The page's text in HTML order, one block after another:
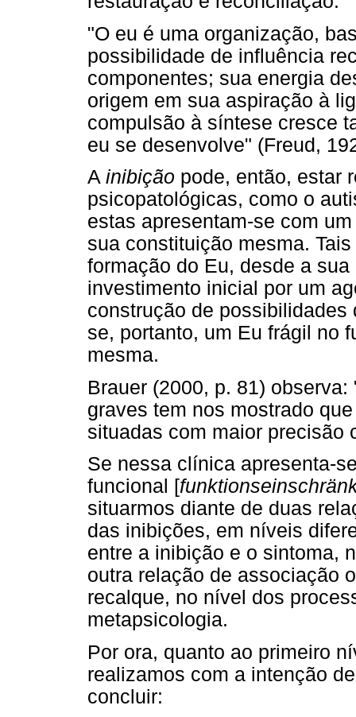
"O eu é uma organização,
possibilidade de influência
componentes; sua energia
origem em sua aspiração à
compulsão à síntese cresce
eu se desenvolve" (Freud,
A inibição pode, então, estar
psicopatológicas, como o
estas apresentam-se com
sua constituição mesma.
formação do Eu, desde a
investimento inicial por um
construção de possibilidades
se, portanto, um Eu frágil no
mesma.
Brauer (2000, p. 81)
graves tem nos mostrado
situadas com maior precisão
Se nessa clínica apresenta-
funcional [
situarmos diante de duas
das inibições, em níveis
entre a inibição e o sintoma,
outra relação de associação
recalque, no nível dos
metapsicologia.
Por ora, quanto ao primeiro
realizamos com a intenção
concluir: